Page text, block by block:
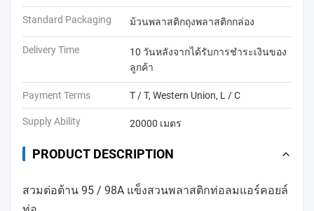
Standard Packaging ม้วนพลาสติกถุงพลาสติกกล่อง
Delivery Time
10 วันหลังจากได้รับการชำระเงินของ
ลูกค้า
Payment Terms T / T, Western Union, L / C
Supply Ability 20000 เมตร
PRODUCT DESCRIPTION
สวมต่อต้าน 95 / 98A แข็งสวนพลาสติกท่อลมแอร์คอยล์